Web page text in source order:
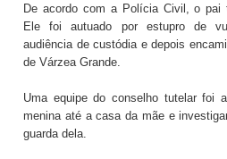
De acordo com a Polícia Civil, o pai
Ele foi autuado por estupro de
audiência de custódia e depois
de Várzea Grande.
Uma equipe do conselho tutelar foi
menina até a casa da mãe e
guarda dela.